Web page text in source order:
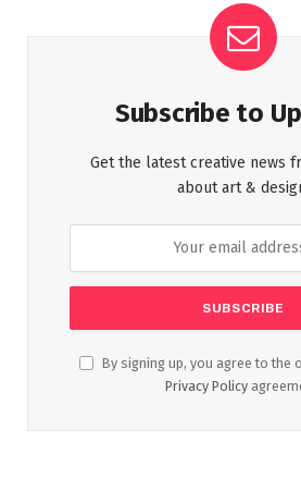
Subscribe to
Get the latest creative news
about art &
By signing up, you agree to the
Privacy Policy